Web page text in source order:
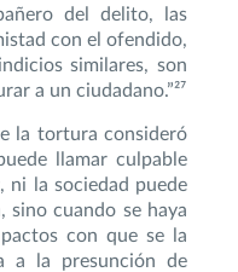
del delito, las
con el ofendido,
similares, son
a un ciudadano.”²⁷
la tortura consideró
llamar culpable
ni la sociedad puede
sino cuando se haya
con que se la
a la presunción de